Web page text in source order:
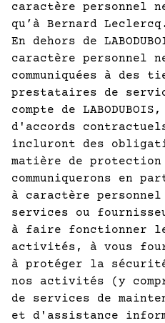
caractère personnel
qu’à Bernard Leclercq.
En dehors de
caractère personnel
communiquées à des
prestataires de
compte de
d'accords
incluront des
matière de protection
communiquerons en
à caractère
services ou
à faire fonctionner
activités, à vous
à protéger la
nos activités (y
de services de
et d'assistance